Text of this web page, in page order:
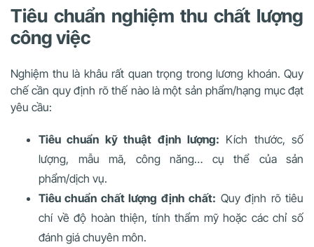
Tiêu chuẩn nghiệm thu chất lượng
công việc
Nghiệm thu là khâu rất quan trọng trong lương khoán. Quy
chế cần quy định rõ thế nào là một sản phẩm/hạng mục đạt
yêu cầu:
Tiêu chuẩn kỹ thuật định lượng: Kích thước, số
lượng, mẫu mã, công năng… cụ thể của sản
phẩm/dịch vụ.
Tiêu chuẩn chất lượng định chất: Quy định rõ tiêu
chí vềđộ hoàn thiện, tính thẩm mỹ hoặc các chỉ số
đánh giá chuyên môn.